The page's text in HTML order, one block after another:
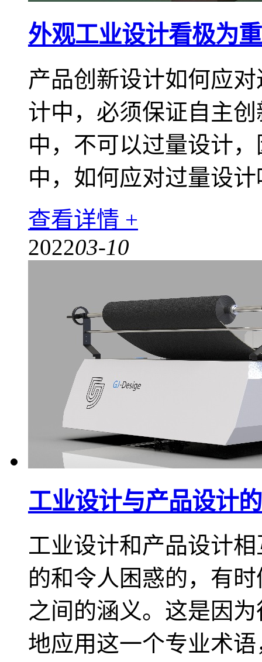
外观工业设计看极为
产品创新设计如何应
计中，必须保证自主
中，不可以过量设计
中，如何应对过量设
查看详情 +
202203-10
工业设计与产品设计
工业设计和产品设计
的和令人困惑的，有
之间的涵义。这是因
地应用这一个专业术